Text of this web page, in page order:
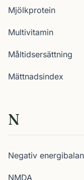
Mjölkprotein
Multivitamin
Måltidsersättning
Mättnadsindex
N
Negativ
NMDA